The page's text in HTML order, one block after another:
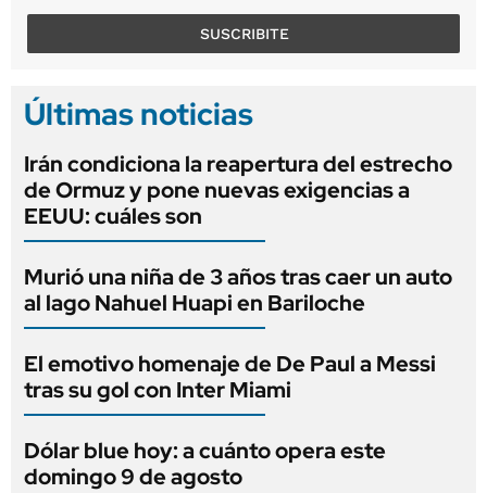
SUSCRIBITE
Últimas noticias
Irán condiciona la reapertura del estrecho
de Ormuz y pone nuevas exigencias a
EEUU: cuáles son
Murió una niña de 3 años tras caer un auto
al lago Nahuel Huapi en Bariloche
El emotivo homenaje de De Paul a Messi
tras su gol con Inter Miami
Dólar blue hoy: a cuánto opera este
domingo 9 de agosto